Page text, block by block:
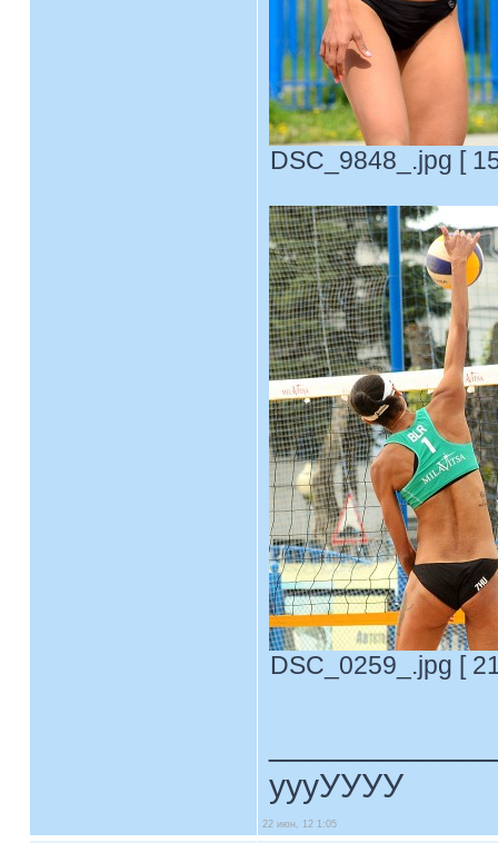
DSC_9848_.jpg [
DSC_0259_.jpg [
уууУУУУ
22 июн, 12 1:05